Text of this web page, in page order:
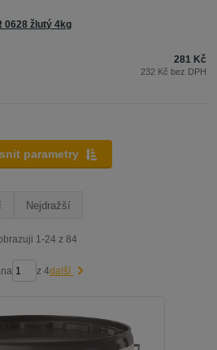
0628 žlutý 4kg
281 Kč
232 Kč bez DPH
parametry
Nejdražší
1-24 z 84
z 4další